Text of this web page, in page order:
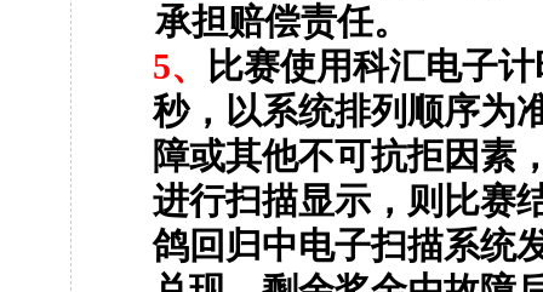
承担赔偿责任。
5、
比赛使用科汇电子
秒，以系统排列顺序为
障或其他不可抗拒因素
进行扫描显示，则比赛
鸽回归中电子扫描系统